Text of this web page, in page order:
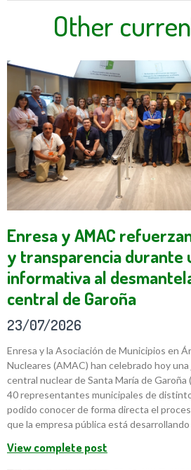
Other
Enresa y AMAC
y transparencia durante
informativa al
central de Garoña
23/07/2026
Enresa y la Asociación de Municipios en
Nucleares (AMAC) han celebrado hoy
central nuclear de Santa María de Garoña
40 representantes municipales de
podido conocer de forma directa el
que la empresa pública está
View complete post